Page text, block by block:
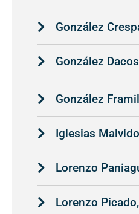
González
González
González
Iglesias
Lorenzo
Lorenzo